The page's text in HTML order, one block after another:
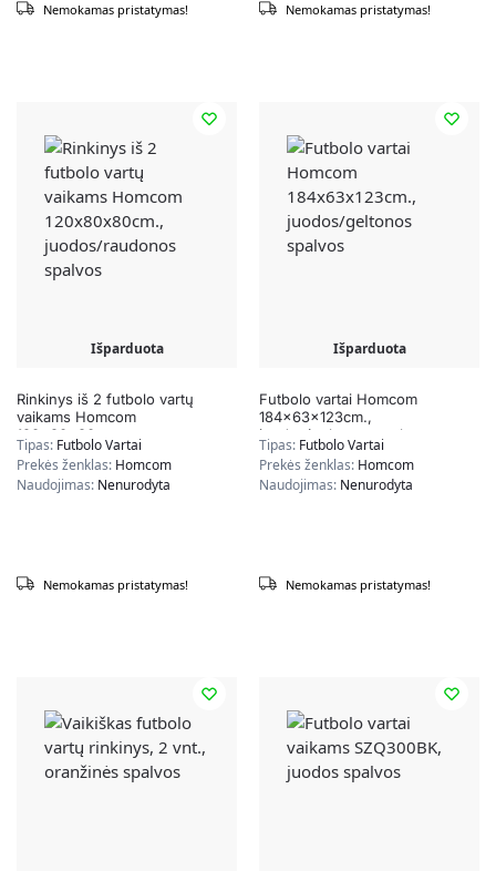
Nemokamas pristatymas! Nemokamas pristatymas!
Išparduota
Rinkinys iš 2 futbolo vartų
vaikams Homcom
120x80x80cm.,
juodos/raudonos spalvos
Tipas: Futbolo Vartai
Prekės ženklas: Homcom
Naudojimas: Nenurodyta
Nemokamas pristatymas!
Išparduota
Futbolo vartai Homcom
184x63x123cm.,
juodos/geltonos spalvos
Tipas: Futbolo Vartai
Prekės ženklas: Homcom
Naudojimas: Nenurodyta
Nemokamas pristatymas!